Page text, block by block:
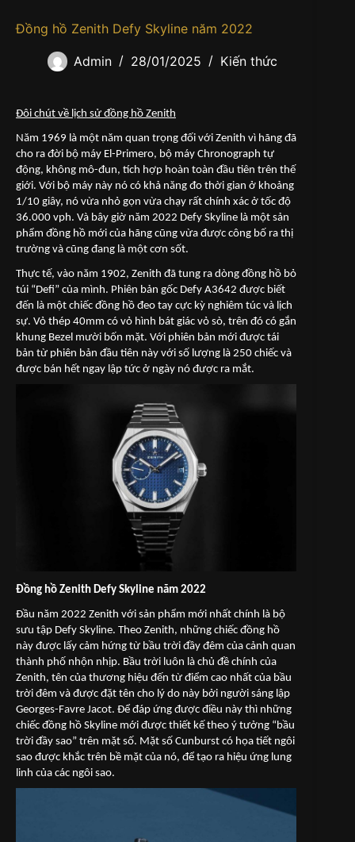
Đồng hồ Zenith Defy Skyline năm 2022
Admin 28/01/2025 Kiến thức
Đôi chút về lịch sử đồng hồ Zenith
Năm 1969 là một năm quan trọng đối với Zenith vì hãng đã
cho ra đời bộ máy El-Primero, bộ máy Chronograph tự
động, không mô-đun, tích hợp hoàn toàn đầu tiên trên thế
giới. Với bộ máy này nó có khả năng đo thời gian ở khoảng
1/10 giây, nó vừa nhỏ gọn vừa chạy rất chính xác ở tốc độ
36.000 vph. Và bây giờ năm 2022 Defy Skyline là một sản
phẩm đồng hồ mới của hãng cũng vừa được công bố ra thị
trường và cũng đang là một cơn sốt.
Thực tế, vào năm 1902, Zenith đã tung ra dòng đồng hồ bỏ
túi “Defi” của mình. Phiên bản gốc Defy A3642 được biết
đến là một chiếc đồng hồ đeo tay cực kỳ nghiêm túc và lịch
sự. Vỏ thép 40mm có vỏ hình bát giác vỏ sò, trên đó có gắn
khung Bezel mười bốn mặt. Với phiên bản mới được tái
bản từ phiên bản đầu tiên này với số lượng là 250 chiếc và
được bán hết ngay lập tức ở ngày nó được ra mắt.
Đồng hồ Zenith Defy Skyline năm 2022
Đầu năm 2022 Zenith với sản phẩm mới nhất chính là bộ
sưu tập Defy Skyline. Theo Zenith, những chiếc đồng hồ
này được lấy cảm hứng từ bầu trời đầy đêm của cảnh quan
thành phố nhộn nhịp. Bầu trời luôn là chủ đề chính của
Zenith, tên của thương hiệu đến từ điểm cao nhất của bầu
trời đêm và được đặt tên cho lý do này bởi người sáng lập
Georges-Favre Jacot. Để đáp ứng được điều này thì những
chiếc đồng hồ Skyline mới được thiết kế theo ý tưởng “bầu
trời đầy sao” trên mặt số. Mặt số Cunburst có họa tiết ngôi
sao được khắc trên bề mặt của nó, để tạo ra hiệu ứng lung
linh của các ngôi sao.